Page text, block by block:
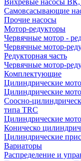
Вихревые насосы
Самовсасывающие
Прочие насосы
Мотор-редукторы
Червячные мотор -
Червячные мотор-
Редукторная часть
Червячные мотор-
Комплектующие
Цилиндрические
Цилиндрические
Соосно-
типа TRC
Цилиндрические
Коническо
Цилиндрические
Вариаторы
Распределение и